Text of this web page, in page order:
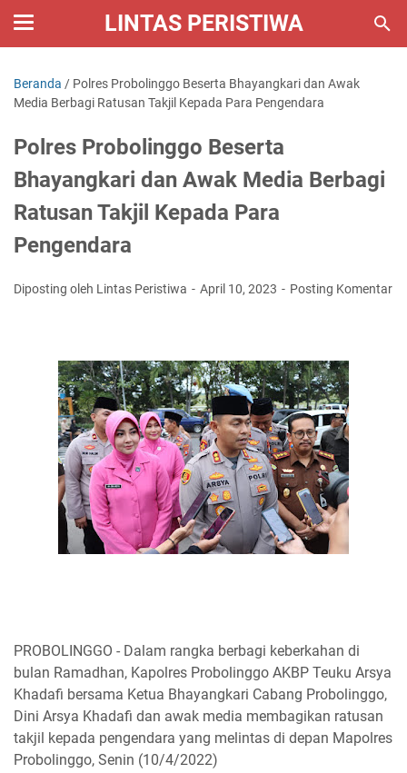
LINTAS PERISTIWA
Beranda / Polres Probolinggo Beserta Bhayangkari dan Awak
Media Berbagi Ratusan Takjil Kepada Para Pengendara
Polres Probolinggo Beserta
Bhayangkari dan Awak Media Berbagi
Ratusan Takjil Kepada Para
Pengendara
Diposting oleh Lintas Peristiwa April 10, 2023 Posting Komentar
PROBOLINGGO - Dalam rangka berbagi keberkahan di
bulan Ramadhan, Kapolres Probolinggo AKBP Teuku Arsya
Khadafi bersama Ketua Bhayangkari Cabang Probolinggo,
Dini Arsya Khadafi dan awak media membagikan ratusan
takjil kepada pengendara yang melintas di depan Mapolres
Probolinggo, Senin (10/4/2022)